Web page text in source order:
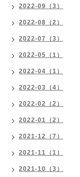
2022-09（3）
2022-08（2）
2022-07（3）
2022-05（1）
2022-04（1）
2022-03（4）
2022-02（2）
2022-01（2）
2021-12（7）
2021-11（1）
2021-10（3）